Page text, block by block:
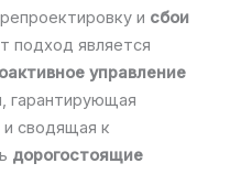
и сбои
подход является
управление
гарантирующая
сводящая к
дорогостоящие